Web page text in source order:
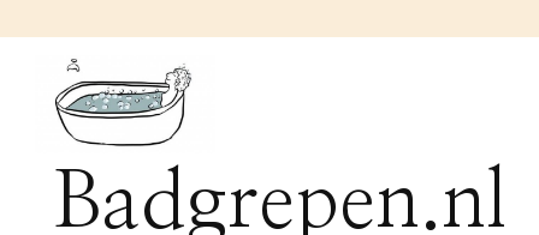
Badgrepen.nl